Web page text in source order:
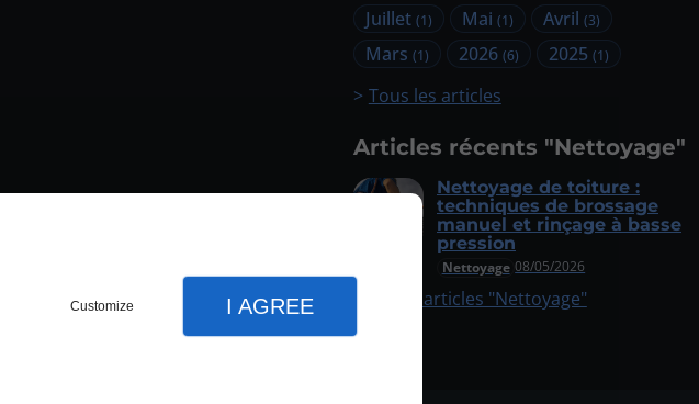
Customize I AGREE
Juillet (1) Mai(1) Avril(3)
Mars (1) 2026(6) 2025(1)
Tous les articles
Articles récents "Nettoyage"
Nettoyage 08/05/2026
Nettoyage de toiture :
techniques de brossage
manuel et rinçage à basse
pression
Plus d'articles "Nettoyage"